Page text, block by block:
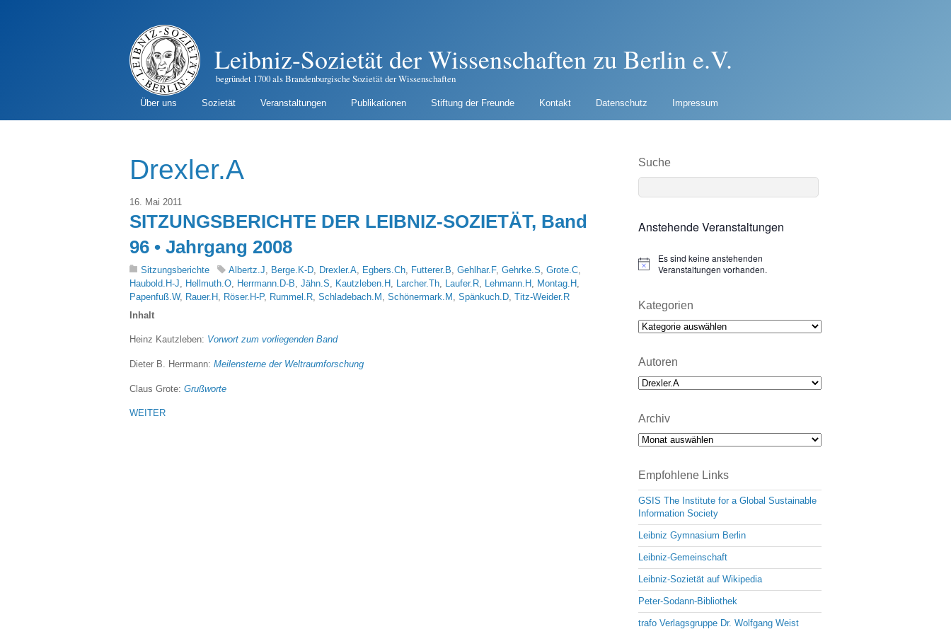
Leibniz-Sozietät der Wissenschaften zu Berlin e.V.
begründet 1700 als Brandenburgische Sozietät der Wissenschaften
Über uns Sozietät Veranstaltungen Publikationen Stiftung der Freunde Kontakt Datenschutz Impressum
Drexler.A
16. Mai 2011
SITZUNGSBERICHTE DER LEIBNIZ-SOZIETÄT, Band
96 • Jahrgang 2008
Sitzungsberichte Albertz.J Berge.K-D Drexler.A Egbers.Ch Futterer.B Gehlhar.F, Gehrke.S Grote.C
Haubold.H-J
Hellmuth.O Herrmann.D-B Jähn.S Kautzleben.H Larcher.Th Laufer.R Lehmann.H Montag.H
Papenfuß.W, Rauer.H Röser.H-P, Rummel.R Schladebach.M Schönermark.M Spänkuch.D Titz-Weider.R
Inhalt
Heinz Kautzleben: Vorwort zum vorliegenden Band
Dieter B. Herrmann: Meilensterne der Weltraumforschung
Claus Grote: Grußworte
WEITER
Suche
Anstehende Veranstaltungen
N
i
c
e
Es sind keine anstehenden
Veranstaltungen vorhanden.
Kategorien
Kategorien
Autoren
Archiv
Archiv
Empfohlene Links
GSIS The Institute for a Global Sustainable
Information Society
Leibniz Gymnasium Berlin
Leibniz-Gemeinschaft
Leibniz-Sozietät auf Wikipedia
Peter-Sodann-Bibliothek
trafo Verlagsgruppe Dr. Wolfgang Weist